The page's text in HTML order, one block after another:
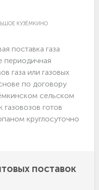
КУЗЁМКИНО
поставка газа
периодичная
газа или газовых
по договору
сельском
готов
круглосуточно
поставок